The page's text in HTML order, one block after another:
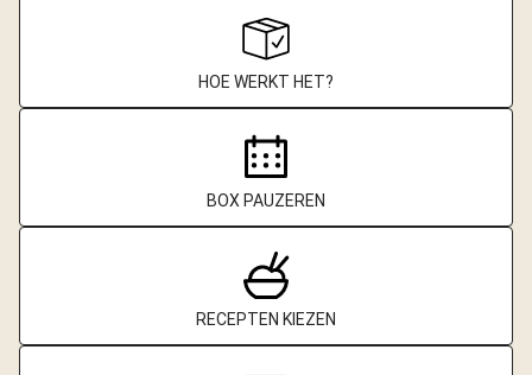
HOE WERKT HET?
BOX PAUZEREN
RECEPTEN KIEZEN